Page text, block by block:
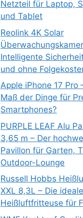
Netzteil für Laptop,
und Tablet
Reolink 4K Solar
Intelligente
und ohne
Apple iPhone 17 Pro
Maß der Dinge für
Smartphones?
PURPLE LEAF Alu
3,65 m – Der
Pavillon für Garten,
Outdoor-Lounge
Russell Hobbs
XXL 8,3L – Die ideale
Heißluftfritteuse für